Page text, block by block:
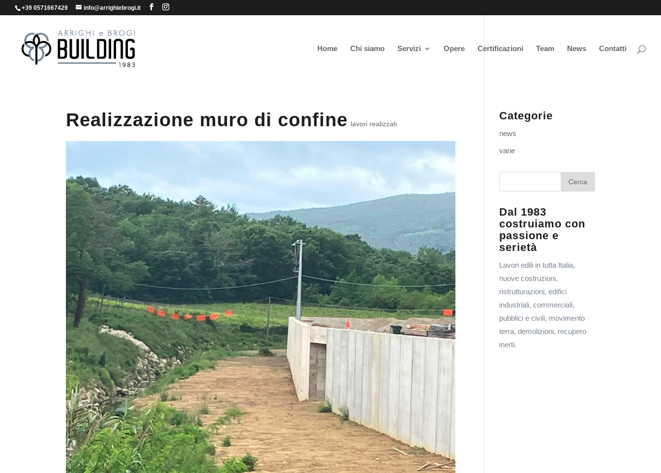
+39 0571667429 info@arrighiebrogi.it
Home Chi siamo Servizi Opere Certificazioni Team News Contatti
Realizzazione muro di confine lavori realizzati
Categorie
news
varie
Dal 1983
costruiamo con
passione e
serietà
Lavori edili in tutta Italia,
nuove costruzioni,
ristrutturazioni, edifici
industriali, commerciali,
pubblici e civili, movimento
terra, demolizioni, recupero
inerti.